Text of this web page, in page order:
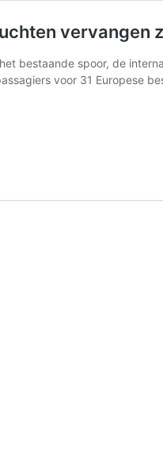
vervangen
bestaande spoor, de
voor 31 Europese